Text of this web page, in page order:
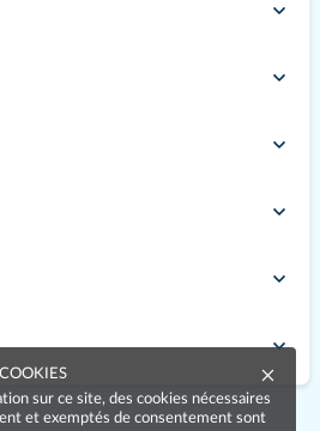
sur ce site, des cookies nécessaires
et exemptés de consentement sont